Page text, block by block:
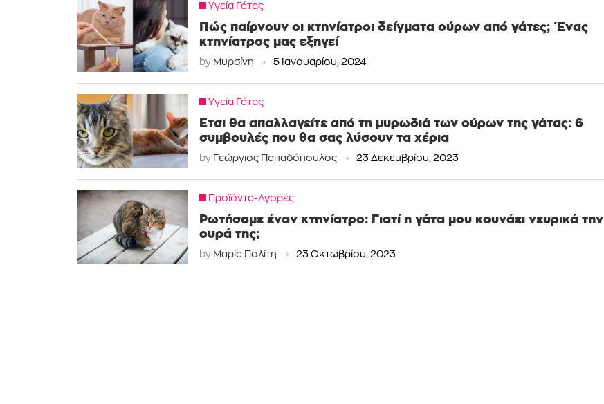
Υγεία Γάτας
Πώς παίρνουν οι κτηνίατροι δείγματα ούρων από γάτες; Ένας
κτηνίατρος μας εξηγεί
by Μυρσίνη 5 Ιανουαρίου, 2024
Υγεία Γάτας
Έτσι θα απαλλαγείτε από τη μυρωδιά των ούρων της γάτας: 6
συμβουλές που θα σας λύσουν τα χέρια
by Γεώργιος Παπαδόπουλος 23 Δεκεμβρίου, 2023
Προϊόντα-Αγορές
Ρωτήσαμε έναν κτηνίατρο: Γιατί η γάτα μου κουνάει νευρικά την
ουρά της;
by Μαρία Πολίτη 23 Οκτωβρίου, 2023